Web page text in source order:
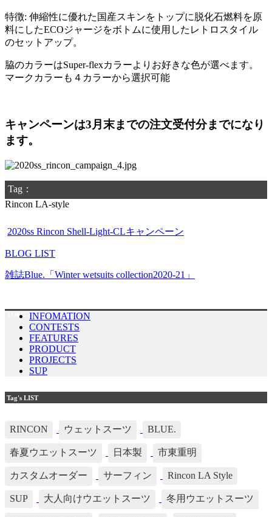
特徴: 伸縮性に優れた国産スキンをトップに脱化石燃料を原
料にしたECOジャージをボトムに使用したレトロスタイル
のセットアップ。
脇のカラーはSuper-flexカラーよりお好きな色が選べます。
マークカラーも４カラーから選択可能
キャンペーンは3月末までの注文受付分までになり
ます。
Tag：
Rincon LA-style
2020ss Rincon Shell-Light-CLキャンペーン
BLOG LIST
雑誌Blue.「Winter wetsuits collection2020-21」
TOPICS LISTINFOMATION
CONTESTS
FEATURES
PRODUCT
PROJECTS
SUP
Tag's LIST
RINCON ウェットスーツ BLUE.
春夏ウエットスーツ 日本製 市東重明
カスタムオーダー サーフィン Rincon LA Style
SUP 大人向けウエットスーツ 冬用ウエットスーツ